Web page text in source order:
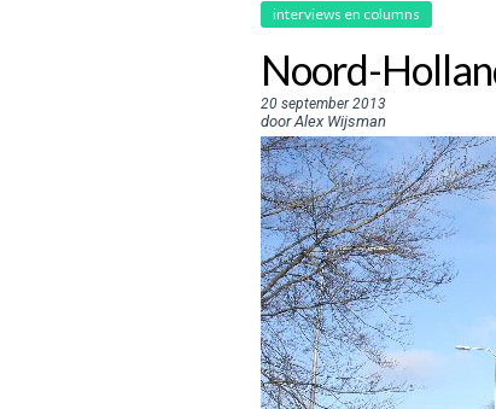
interviews en columns
Noord-
20 september 2013
door Alex Wijsman